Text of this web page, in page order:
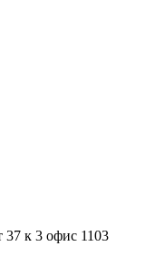
37 к 3 офис 1103